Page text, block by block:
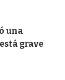
una
grave